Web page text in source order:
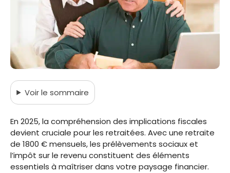
Voirle sommaire
En 2025, la compréhension des implications fiscales
devient cruciale pour les retraitées. Avec une retraite
de 1800 € mensuels, les prélèvements sociaux et
l’impôt sur le revenu constituent des éléments
essentiels à maîtriser dans votre paysage financier.